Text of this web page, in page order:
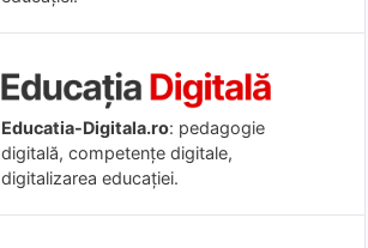
Educatia-Digitala.ro: pedagogie
digitală, competențe digitale,
digitalizarea educației.